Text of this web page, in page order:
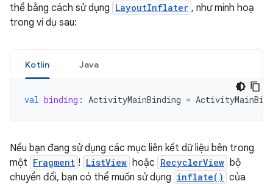
thể bằng cách sử dụng LayoutInflater , như minh hoạ
trong ví dụ sau:
Kotlin Java
val binding : ActivityMainBinding =
Nếu bạn đang sử dụng các mục liên kết dữ liệu bên trong
một Fragment ! ListView hoặc RecyclerView bộ
chuyển đổi, bạn có thể muốn sử dụng inflate() của